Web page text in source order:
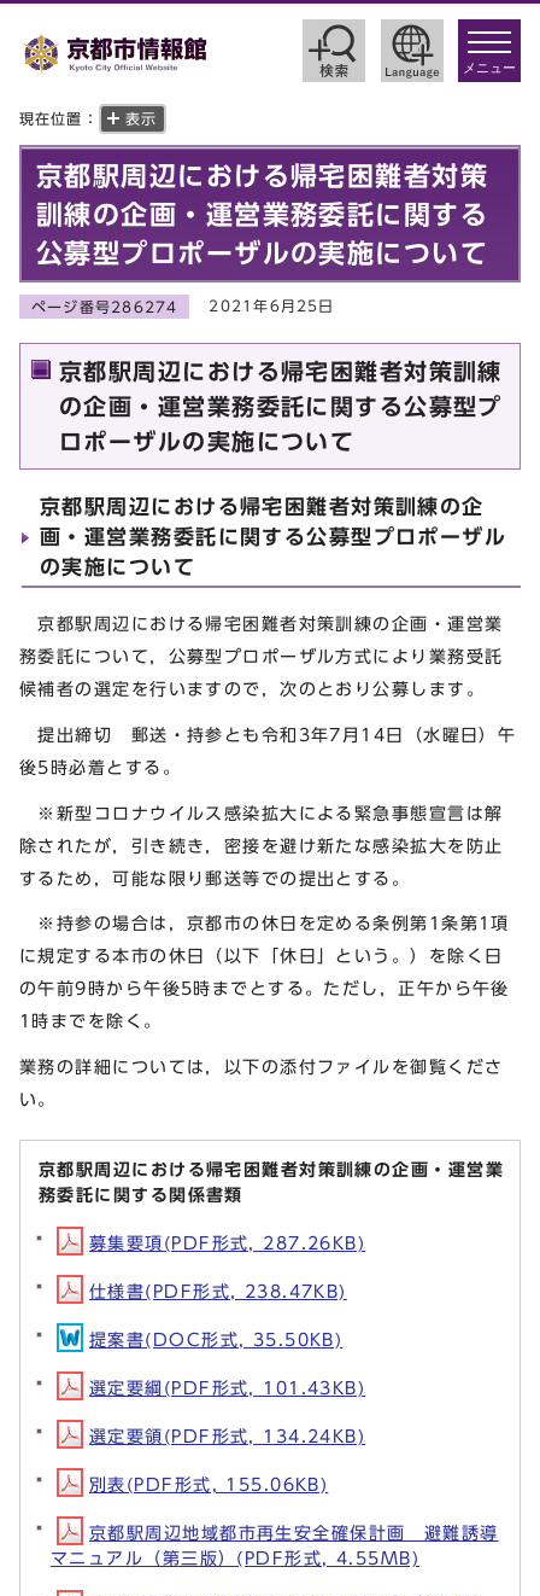
toggle
メニュー
現在位置： 表示
京都駅周辺における帰宅困難者対策
訓練の企画・運営業務委託に関する
公募型プロポーザルの実施について
ページ番号286274 2021年6月25日
京都駅周辺における帰宅困難者対策訓練
の企画・運営業務委託に関する公募型プ
ロポーザルの実施について
京都駅周辺における帰宅困難者対策訓練の企
画・運営業務委託に関する公募型プロポーザル
の実施について
京都駅周辺における帰宅困難者対策訓練の企画・運営業
務委託について，公募型プロポーザル方式により業務受託
候補者の選定を行いますので，次のとおり公募します。
提出締切 郵送・持参とも令和3年7月14日（水曜日）午
後5時必着とする。
※新型コロナウイルス感染拡大による緊急事態宣言は解
除されたが，引き続き，密接を避け新たな感染拡大を防止
するため，可能な限り郵送等での提出とする。
※持参の場合は，京都市の休日を定める条例第1条第1項
に規定する本市の休日（以下「休日」という。）を除く日
の午前9時から午後5時までとする。ただし，正午から午後
1時までを除く。
業務の詳細については，以下の添付ファイルを御覧くださ
い。
京都駅周辺における帰宅困難者対策訓練の企画・運営業
務委託に関する関係書類
募集要項(PDF形式, 287.26KB)
仕様書(PDF形式, 238.47KB)
提案書(DOC形式, 35.50KB)
選定要綱(PDF形式, 101.43KB)
選定要領(PDF形式, 134.24KB)
別表(PDF形式, 155.06KB)
京都駅周辺地域都市再生安全確保計画 避難誘導
マニュアル（第三版）(PDF形式, 4.55MB)